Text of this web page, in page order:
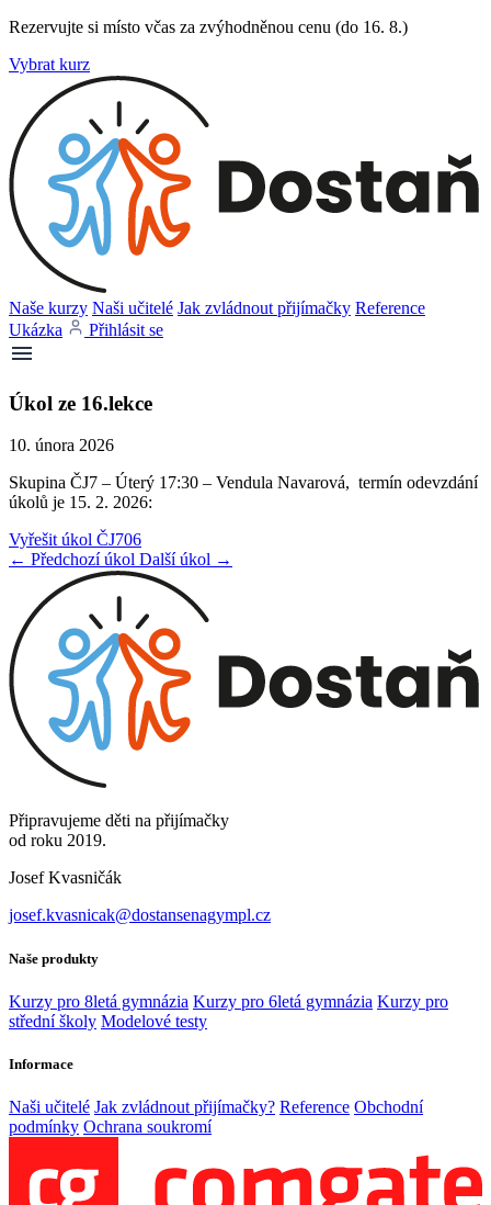
Rezervujte si místo včas za zvýhodněnou cenu (do 16. 8.)
Vybrat kurz
Naše kurzy Naši učitelé Jak zvládnout přijímačky Reference
Ukázka
Přihlásit se
Úkol ze 16.lekce
10. února 2026
Skupina ČJ7 – Úterý 17:30 – Vendula Navarová, termín odevzdání
úkolů je 15. 2. 2026:
Vyřešit úkol ČJ706
← Předchozí úkol Další úkol →
Připravujeme děti na přijímačky
od roku 2019.
Josef Kvasničák
josef.kvasnicak@dostansenagympl.cz
Naše produkty
Kurzy pro 8letá gymnázia Kurzy pro 6letá gymnázia Kurzy pro
střední školy Modelové testy
Informace
Naši učitelé Jak zvládnout přijímačky? Reference Obchodní
podmínky Ochrana soukromí